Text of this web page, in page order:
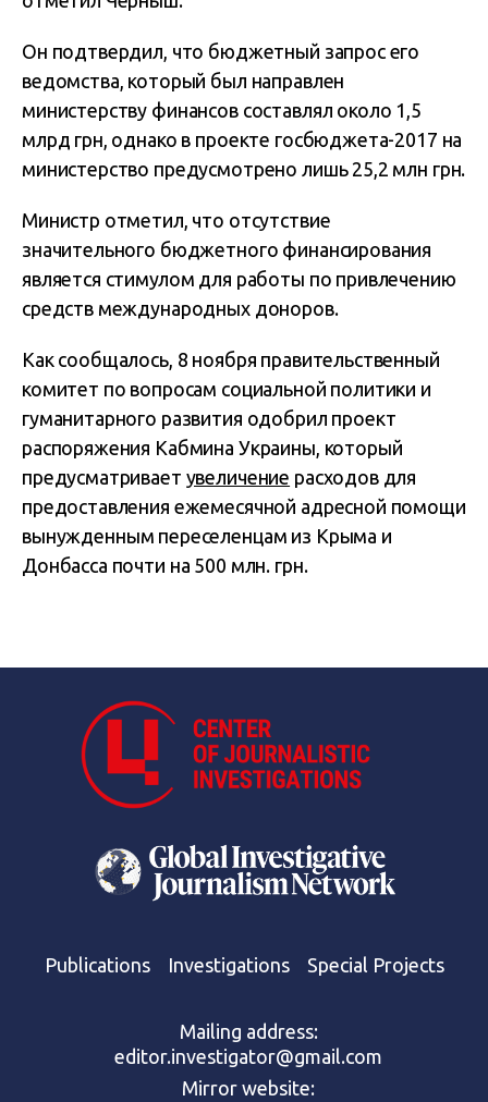
Он подтвердил, что бюджетный запрос его
ведомства, который был направлен
министерству финансов составлял около 1,5
млрд грн, однако в проекте госбюджета-2017 на
министерство предусмотрено лишь 25,2 млн грн.
Министр отметил, что отсутствие
значительного бюджетного финансирования
является стимулом для работы по привлечению
средств международных доноров.
Как сообщалось, 8 ноября правительственный
комитет по вопросам социальной политики и
гуманитарного развития одобрил проект
распоряжения Кабмина Украины, который
предусматривает увеличение расходов для
предоставления ежемесячной адресной помощи
вынужденным переселенцам из Крыма и
Донбасса почти на 500 млн. грн.
Publications Investigations Special Projects
Mailing address:
editor.investigator@gmail.com
Mirror website: